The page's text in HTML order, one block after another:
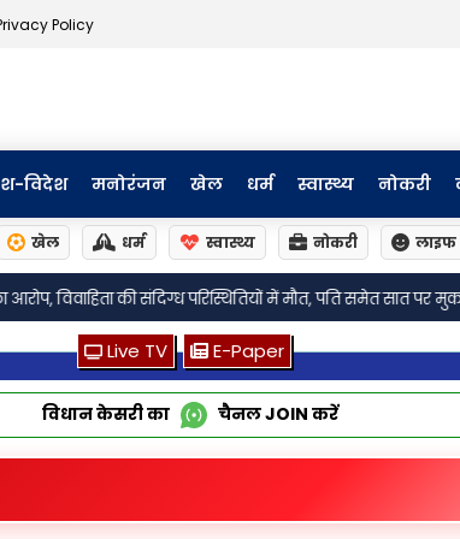
Policy
विदेश मनोरंजन खेल धर्म स्वास्थ्य नोकरी
खेल धर्म स्वास्थ्य नोकरी लाइफ
मौत, पति समेत सात पर मुकदमा• लखनऊ: विधान परिषद में एमएलसी
Live TV E-Paper
विधान केसरी का चैनलJOIN करें